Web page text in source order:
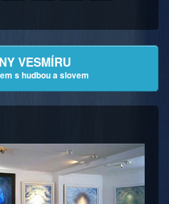
VESMÍRU
s hudbou a slovem